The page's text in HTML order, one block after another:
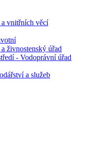
vnitřních věcí
živnostenský úřad
- Vodoprávní úřad
a služeb